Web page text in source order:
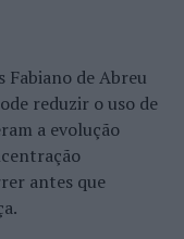
se pode ver
Boutinova,
os ucranianos
Magnífica, uma
outras coisas.
de Abreu
reduzir o uso de
a evolução
antes que